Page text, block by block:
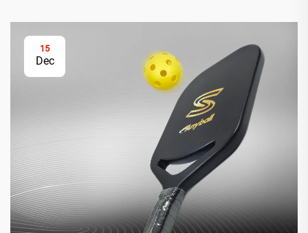
15
Dec